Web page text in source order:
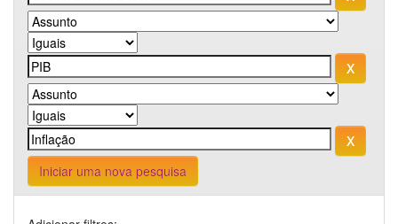
Iniciar uma nova pesquisa